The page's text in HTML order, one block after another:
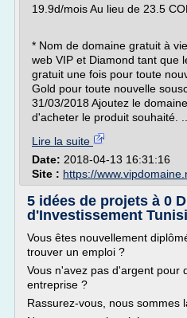
19.9d/mois Au lieu de 23.5
* Nom de domaine gratuit à
web VIP et Diamond tant que
gratuit une fois pour toute
Gold pour toute nouvelle
31/03/2018 Ajoutez le
d'acheter le produit souhaité. ...
Lire la suite
Date: 2018-04-13 16:31:16
Site : https://
5 idées de projets à 0
d'Investissement
Vous êtes nouvellement
trouver un emploi ?
Vous n'avez pas d'argent pour
entreprise ?
Rassurez-vous, nous sommes